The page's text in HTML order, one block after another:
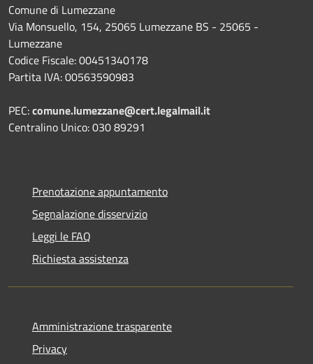
Comune di Lumezzane
Via Monsuello, 154, 25065 Lumezzane BS - 25065 -
Lumezzane
Codice Fiscale: 00451340178
Partita IVA: 00563590983
PEC:comune.lumezzane@cert.legalmail.it
Centralino Unico: 030 89291
Prenotazione appuntamento
Segnalazione disservizio
Leggi le FAQ
Richiesta assistenza
Amministrazione trasparente
Privacy